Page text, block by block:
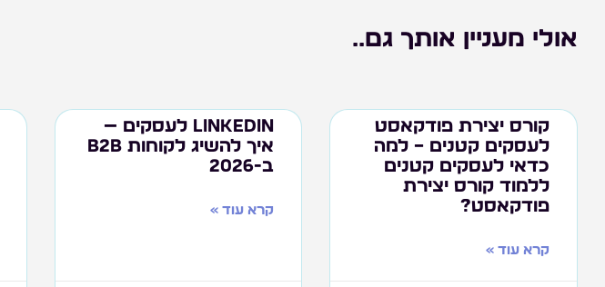
אולי מעניין אותך גם..
קורס יצירת פודקאסט
לעסקים קטנים – למה
כדאי לעסקים קטנים
ללמוד קורס יצירת
פודקאסט?
קרא עוד »
LinkedIn לעסקים —
איך להשיג לקוחות B2B
ב-2026
קרא עוד »